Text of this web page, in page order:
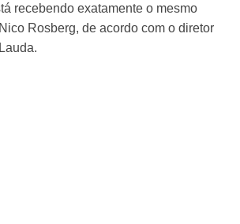
recebendo exatamente o mesmo
Rosberg, de acordo com o diretor